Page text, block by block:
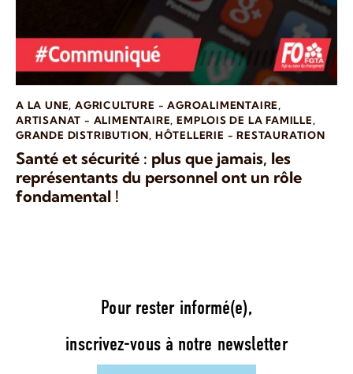
A LA UNE,AGRICULTURE - AGROALIMENTAIRE,
ARTISANAT - ALIMENTAIRE,EMPLOIS DE LA FAMILLE,
GRANDE DISTRIBUTION, HÔTELLERIE - RESTAURATION
Santé et sécurité : plus que jamais, les
représentants du personnel ont un rôle
fondamental !
Pour rester informé(e),
inscrivez-vous à notre newsletter